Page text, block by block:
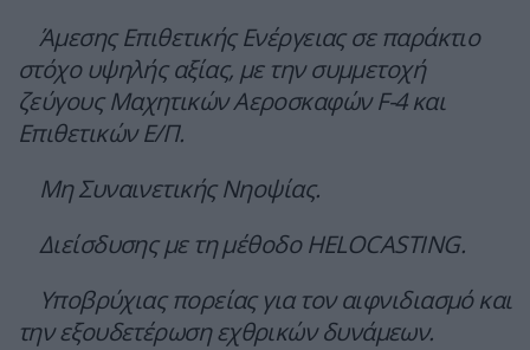
Άμεσης Επιθετικής Ενέργειας σε παράκτιο
στόχο υψηλής αξίας, με την συμμετοχή
ζεύγους Μαχητικών Αεροσκαφών F-4 και
Επιθετικών Ε/Π.
Μη Συναινετικής Νηοψίας.
Διείσδυσης με τη μέθοδο HELOCASTING.
Υποβρύχιας πορείας για τον αιφνιδιασμό και
την εξουδετέρωση εχθρικών δυνάμεων.